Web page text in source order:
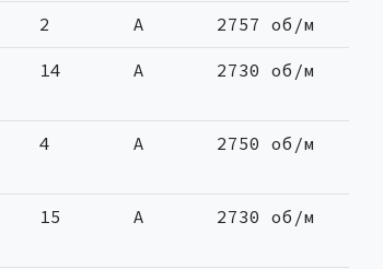
2 A 2757 об/м
14 A 2730 об/м
4 A 2750 об/м
15 A 2730 об/м